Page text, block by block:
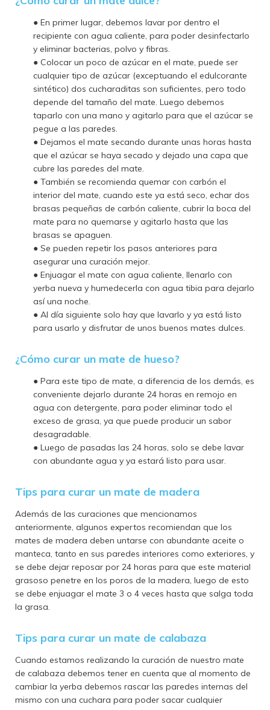
● En primer lugar, debemos lavar por dentro el
recipiente con agua caliente, para poder desinfectarlo
y eliminar bacterias, polvo y fibras.
● Colocar un poco de azúcar en el mate, puede ser
cualquier tipo de azúcar (exceptuando el edulcorante
sintético) dos cucharaditas son suficientes, pero todo
depende del tamaño del mate. Luego debemos
taparlo con una mano y agitarlo para que el azúcar se
pegue a las paredes.
● Dejamos el mate secando durante unas horas hasta
que el azúcar se haya secado y dejado una capa que
cubre las paredes del mate.
● También se recomienda quemar con carbón el
interior del mate, cuando este ya está seco, echar dos
brasas pequeñas de carbón caliente, cubrir la boca del
mate para no quemarse y agitarlo hasta que las
brasas se apaguen.
● Se pueden repetir los pasos anteriores para
asegurar una curación mejor.
● Enjuagar el mate con agua caliente, llenarlo con
yerba nueva y humedecerla con agua tibia para dejarlo
así una noche.
● Al día siguiente solo hay que lavarlo y ya está listo
para usarlo y disfrutar de unos buenos mates dulces.
¿Cómo curar un mate de hueso?
● Para este tipo de mate, a diferencia de los demás, es
conveniente dejarlo durante 24 horas en remojo en
agua con detergente, para poder eliminar todo el
exceso de grasa, ya que puede producir un sabor
desagradable.
● Luego de pasadas las 24 horas, solo se debe lavar
con abundante agua y ya estará listo para usar.
Tips para curar un mate de madera
Además de las curaciones que mencionamos
anteriormente, algunos expertos recomiendan que los
mates de madera deben untarse con abundante aceite o
manteca, tanto en sus paredes interiores como exteriores, y
se debe dejar reposar por 24 horas para que este material
grasoso penetre en los poros de la madera, luego de esto
se debe enjuagar el mate 3 o 4 veces hasta que salga toda
la grasa.
Tips para curar un mate de calabaza
Cuando estamos realizando la curación de nuestro mate
de calabaza debemos tener en cuenta que al momento de
cambiar la yerba debemos rascar las paredes internas del
mismo con una cuchara para poder sacar cualquier